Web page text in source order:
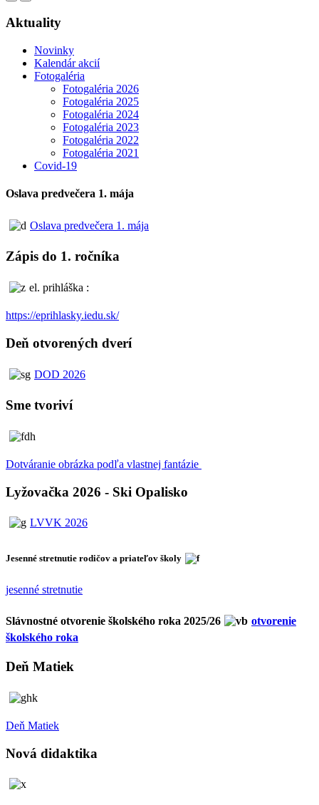
Aktuality
Novinky
Kalendár akcií
Fotogaléria
Fotogaléria 2026
Fotogaléria 2025
Fotogaléria 2024
Fotogaléria 2023
Fotogaléria 2022
Fotogaléria 2021
Covid-19
Oslava predvečera 1. mája
Oslava predvečera 1. mája
Zápis do 1. ročníka
el. prihláška :
https://eprihlasky.iedu.sk/
Deň otvorených dverí
DOD 2026
Sme tvoriví
Dotváranie obrázka podľa vlastnej fantázie
Lyžovačka 2026 - Ski Opalisko
LVVK 2026
Jesenné stretnutie rodičov a priateľov školy
jesenné stretnutie
Slávnostné otvorenie školského roka 2025/26
otvorenie
školského roka
Deň Matiek
Deň Matiek
Nová didaktika